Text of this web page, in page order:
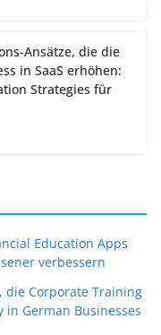
Ansätze, die die
in SaaS erhöhen:
Strategies für
Education Apps
verbessern
die Corporate Training
German Businesses